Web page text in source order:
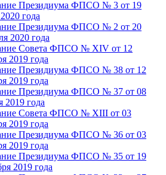
Президиума ФПСО № 3 от 19
года
Президиума ФПСО № 2 от 20
2020 года
Совета ФПСО № XIV от 12
2019 года
Президиума ФПСО № 38 от 12
2019 года
Президиума ФПСО № 37 от 08
2019 года
Совета ФПСО № XIII от 03
2019 года
Президиума ФПСО № 36 от 03
2019 года
Президиума ФПСО № 35 от 19
2019 года